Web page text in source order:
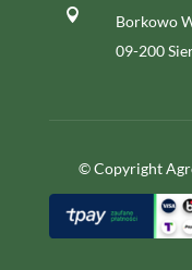

Borkowo
09-200
© Copyright